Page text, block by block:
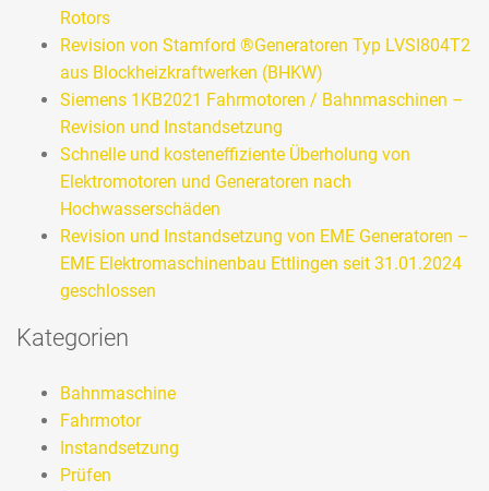
Rotors
Revision von Stamford ®Generatoren Typ LVSI804T2
aus Blockheizkraftwerken (BHKW)
Siemens 1KB2021 Fahrmotoren / Bahnmaschinen –
Revision und Instandsetzung
Schnelle und kosteneffiziente Überholung von
Elektromotoren und Generatoren nach
Hochwasserschäden
Revision und Instandsetzung von EME Generatoren –
EME Elektromaschinenbau Ettlingen seit 31.01.2024
geschlossen
Kategorien
Bahnmaschine
Fahrmotor
Instandsetzung
Prüfen